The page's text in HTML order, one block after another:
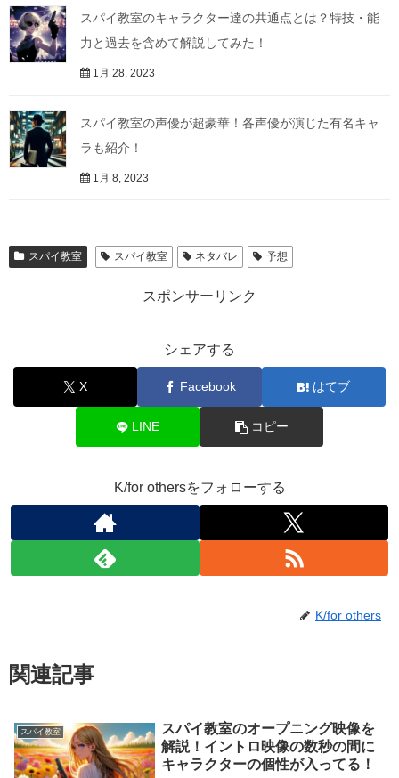
スパイ教室のキャラクター達の共通点とは？特技・能
力と過去を含めて解説してみた！
1月 28, 2023
スパイ教室の声優が超豪華！各声優が演じた有名キャ
ラも紹介！
1月 8, 2023
スパイ教室 スパイ教室 ネタバレ 予想
スポンサーリンク
シェアする
X Facebook はてブ
LINE コピー
K/for othersをフォローする
K/for others
関連記事
スパイ教室
スパイ教室のオープニング映像を
解説！イントロ映像の数秒の間に
キャラクターの個性が入ってる！